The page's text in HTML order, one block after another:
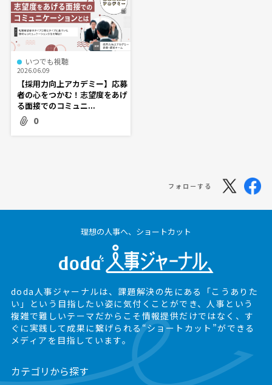
いつでも視聴
2026.06.09
【採用力向上アカデミー】応募
者の心をつかむ！志望度をあげ
る面接でのコミュニ...
0
フォローする
理想の人事へ、ショートカット
doda人事ジャーナルは、課題解決の先にある
「こうありた
い」という目指したい姿に気付くことができ、人事という
複雑で難しいテーマだからこそ情報提供だけではなく、 す
ぐに実践して成果に繋げられる“ショートカット”ができる
メディアを目指しています。
カテゴリから探す